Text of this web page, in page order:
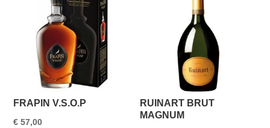
FRAPIN V.S.O.P
€ 57,00
RUINART BRUT
MAGNUM